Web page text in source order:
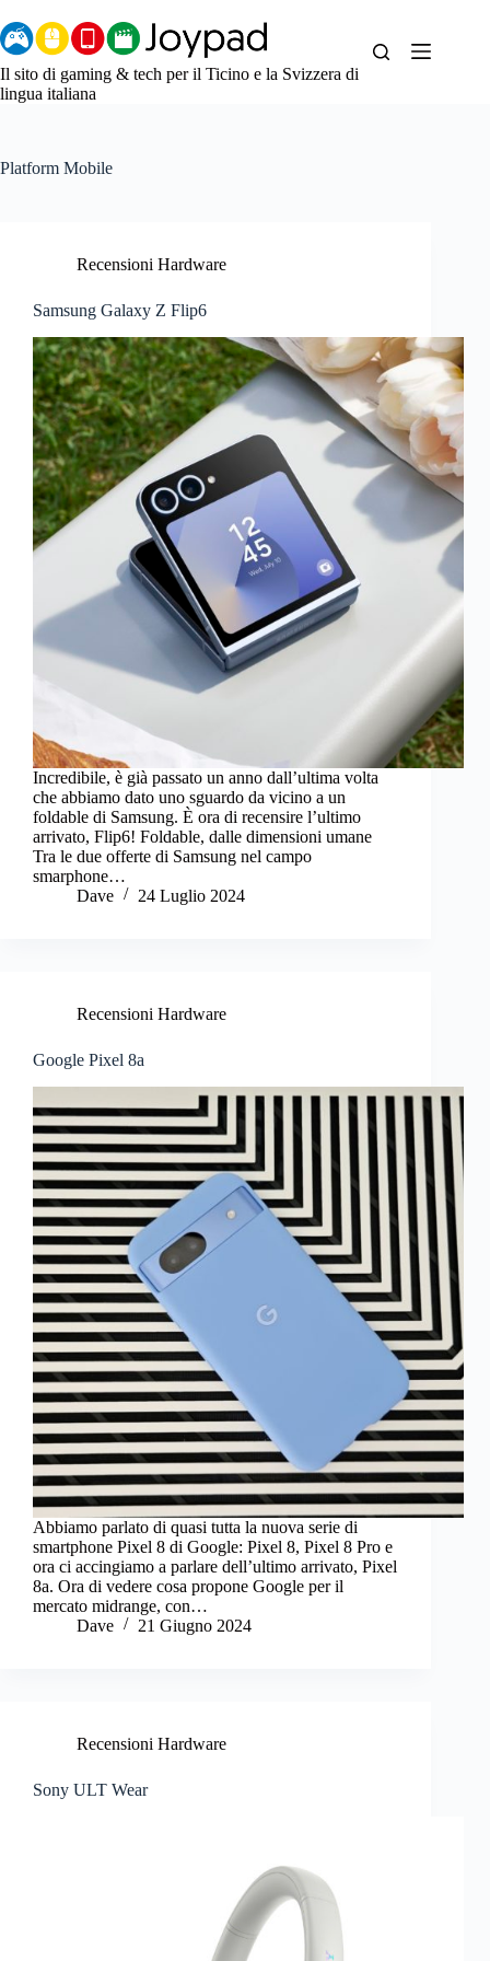
al
contenuto
Il sito di gaming & tech per il Ticino e la Svizzera di
lingua italiana
Platform Mobile
Recensioni Hardware
Samsung Galaxy Z Flip6
Incredibile, è già passato un anno dall’ultima volta
che abbiamo dato uno sguardo da vicino a un
foldable di Samsung. È ora di recensire l’ultimo
arrivato, Flip6! Foldable, dalle dimensioni umane
Tra le due offerte di Samsung nel campo
smarphone…
Dave
24 Luglio 2024
Recensioni Hardware
Google Pixel 8a
Abbiamo parlato di quasi tutta la nuova serie di
smartphone Pixel 8 di Google: Pixel 8, Pixel 8 Pro e
ora ci accingiamo a parlare dell’ultimo arrivato, Pixel
8a. Ora di vedere cosa propone Google per il
mercato midrange, con…
Dave
21 Giugno 2024
Recensioni Hardware
Sony ULT Wear